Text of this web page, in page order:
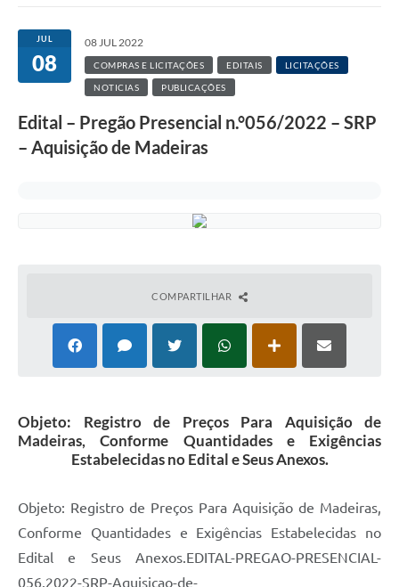
JUL
08
08 JUL 2022
COMPRAS E LICITAÇÕES EDITAIS LICITAÇÕES
NOTICIAS PUBLICAÇÕES
Edital – Pregão Presencial n.°056/2022 – SRP
– Aquisição de Madeiras
COMPARTILHAR
Objeto: Registro de Preços Para Aquisição de
Madeiras, Conforme Quantidades e Exigências
Estabelecidas no Edital e Seus Anexos.
Objeto: Registro de Preços Para Aquisição de Madeiras,
Conforme Quantidades e Exigências Estabelecidas no
Edital e Seus Anexos.EDITAL-PREGAO-PRESENCIAL-
056.2022-SRP-Aquisicao-de-